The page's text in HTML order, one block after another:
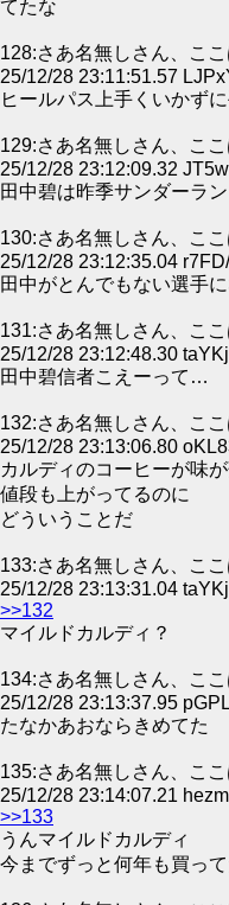
てたな
128:さあ名無しさん、こ
25/12/28 23:11:51.57
ヒールパス上手くいかず
129:さあ名無しさん、こ
25/12/28 23:12:09.32
田中碧は昨季サンダーラ
130:さあ名無しさん、こ
25/12/28 23:12:35.04
田中がとんでもない選手
131:さあ名無しさん、こ
25/12/28 23:12:48.30
田中碧信者こえーって…
132:さあ名無しさん、こ
25/12/28 23:13:06.80
カルディのコーヒーが味
値段も上がってるのに
どういうことだ
133:さあ名無しさん、こ
25/12/28 23:13:31.04
>>132
マイルドカルディ？
134:さあ名無しさん、こ
25/12/28 23:13:37.95
たなかあおならきめてた
135:さあ名無しさん、こ
25/12/28 23:14:07.21
>>133
うんマイルドカルディ
今までずっと何年も買っ